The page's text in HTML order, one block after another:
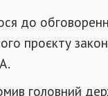
до
проєкту
головний